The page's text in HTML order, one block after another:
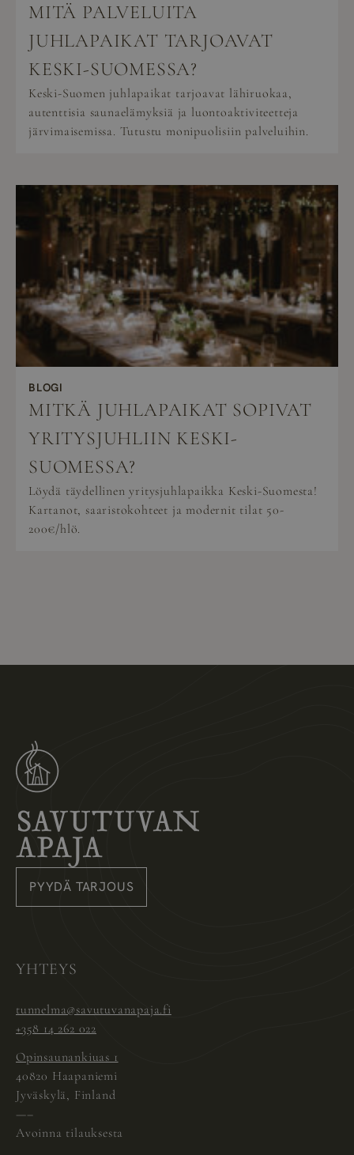
MITÄ PALVELUITA
JUHLAPAIKAT TARJOAVAT
KESKI-SUOMESSA?
Keski-Suomen juhlapaikat tarjoavat lähiruokaa,
autenttisia saunaelämyksiä ja luontoaktiviteetteja
järvimaisemissa. Tutustu monipuolisiin palveluihin.
BLOGI
MITKÄ JUHLAPAIKAT SOPIVAT
YRITYSJUHLIIN KESKI-
SUOMESSA?
Löydä täydellinen yritysjuhlapaikka Keski-Suomesta!
Kartanot, saaristokohteet ja modernit tilat 50-
200€/hlö.
PYYDÄ TARJOUS
YHTEYS
tunnelma@savutuvanapaja.fi
+358 14 262 022
Opinsaunankiuas 1
40820 Haapaniemi
Jyväskylä, Finland
—–
Avoinna tilauksesta